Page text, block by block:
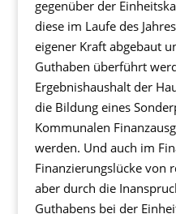
gegenüber der
diese im Laufe des
eigener Kraft abgebaut
Guthaben überführt
Ergebnishaushalt der
die Bildung eines
Kommunalen
werden. Und auch im
Finanzierungslücke von
aber durch die
Guthabens bei der